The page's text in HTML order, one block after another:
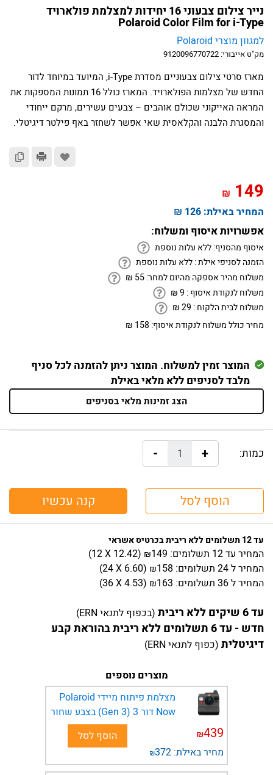
נייר צילום צבעוני 16 יחידות למצלמת פולארויד
Polaroid Color Film for i-Type
למגוון מוצרי Polaroid
מק"ט אייבורי: 9120096770722
מארז סרטי צילום צבעוניים מסדרת i-Type, המיועד במיוחד לדור
החדש של מצלמות הפולארויד. המארז כולל 16 תמונות המספקות את
המראה האייקוני שכולם אוהבים – צבעים עשירים, מרקם ייחודי
והמסגרת הלבנה והקלאסית שאי אפשר לשחזר באף פילטר דיגיטלי.
₪
149
₪
המחיר באילת: 126 ₪
אפשרויות איסוף ומשלוח:
איסוף מהסניף:ללא עלות נוספת
הזמנה לסניפי אילת :ללא עלות נוספת
משלוח מהיר אספקה מהיום למחר:
₪ 55
משלוח לנקודת איסוף :
₪9
משלוח לבית הלקוח :
₪29
מחיר כולל משלוח לנקודת איסוף: 158 ₪
המוצר זמין למשלוח. המוצר ניתן להזמנה לכל סניף
מלבד לסניפים ללא מלאי באילת
הצג זמינות מלאי בסניפים
כמות: +
-
הוסף לסל קנה עכשיו
עד 12 תשלומים ללא ריבית בכרטיס אשראי
המחיר עד 12 תשלומים: ₪149
(12 X 12.42)
המחירל 24 תשלומים: ₪158
(24 X 6.60)
המחירל 36 תשלומים: ₪163
(36 X4.53)
עד 6 שיקים ללא ריבית (בכפוף לתנאי ERN)
חדש - עד 6 תשלומים ללא ריבית בהוראת קבע
דיגיטלית (כפוף לתנאי ERN)
מוצרים נוספים
מצלמת פיתוח מיידי Polaroid
Now דור 3 (Gen 3) בצבע שחור
439
₪
מחיר באילת: 372
₪
הוסף לסל